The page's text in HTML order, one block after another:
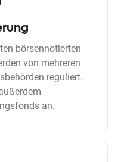
börsennotierten
von mehreren
reguliert.
an.